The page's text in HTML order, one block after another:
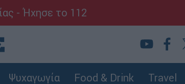
- Ήχησε το 112
Ψυχαγωγία Food & Drink Travel